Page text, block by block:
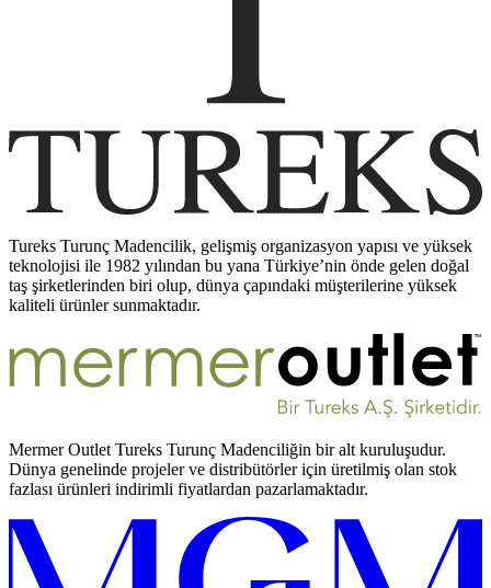
Tureks Turunç Madencilik, gelişmiş organizasyon yapısı ve yüksek
teknolojisi ile 1982 yılından bu yana Türkiye’nin önde gelen doğal
taş şirketlerinden biri olup, dünya çapındaki müşterilerine yüksek
kaliteli ürünler sunmaktadır.
Mermer Outlet Tureks Turunç Madenciliğin bir alt kuruluşudur.
Dünya genelinde projeler ve distribütörler için üretilmiş olan stok
fazlası ürünleri indirimli fiyatlardan pazarlamaktadır.